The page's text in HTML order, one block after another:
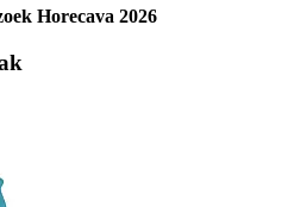
Horecava 2026